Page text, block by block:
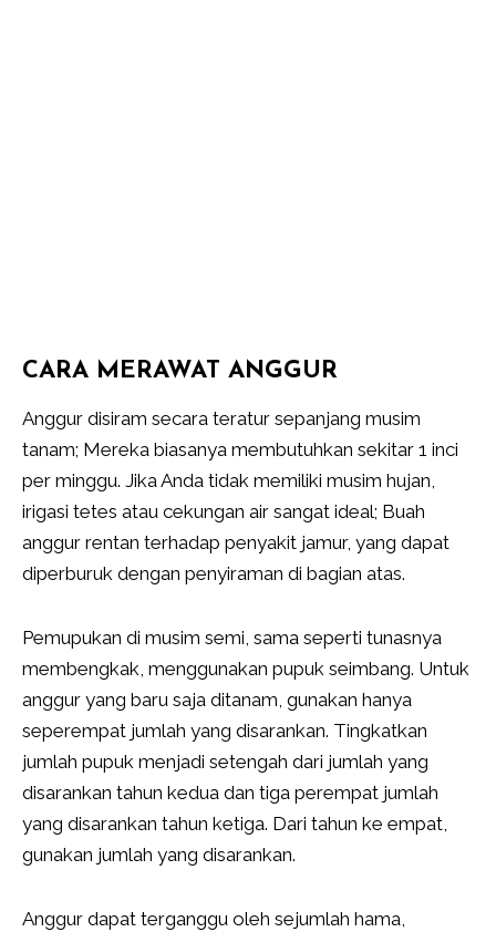
CARA MERAWAT ANGGUR
Anggur disiram secara teratur sepanjang musim
tanam; Mereka biasanya membutuhkan sekitar 1 inci
per minggu. Jika Anda tidak memiliki musim hujan,
irigasi tetes atau cekungan air sangat ideal; Buah
anggur rentan terhadap penyakit jamur, yang dapat
diperburuk dengan penyiraman di bagian atas.
Pemupukan di musim semi, sama seperti tunasnya
membengkak, menggunakan pupuk seimbang. Untuk
anggur yang baru saja ditanam, gunakan hanya
seperempat jumlah yang disarankan. Tingkatkan
jumlah pupuk menjadi setengah dari jumlah yang
disarankan tahun kedua dan tiga perempat jumlah
yang disarankan tahun ketiga. Dari tahun ke empat,
gunakan jumlah yang disarankan.
Anggur dapat terganggu oleh sejumlah hama,